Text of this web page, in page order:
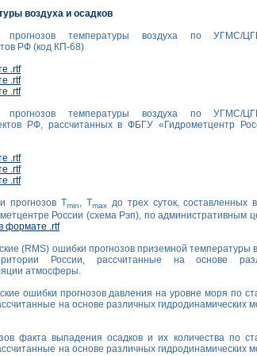
воздуха и осадков
прогнозов температуры воздуха по УГМС/
РФ (код КП-68)
.rtf
.rtf
.rtf
прогнозов температуры воздуха по УГМС/
РФ, рассчитанных в ФБГУ «Гидрометцентр
.rtf
.rtf
.rtf
прогнозов Tmin, Tmax до трех суток, составленных
России (схема Рэп), по административным
формате .rtf
(RMS) ошибки прогнозов приземной температуры
России, рассчитанные на основе
атмосферы.
ошибки прогнозов давления на уровне моря по
на основе различных гидродинамических
факта выпадения осадков и их количества по
на основе различных гидродинамических